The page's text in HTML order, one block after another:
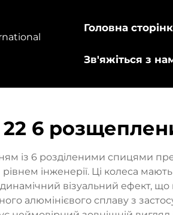
Головна
Зв'яжіться з
22 6
із 6 розділеними спицями
інженерії. Ці колеса
візуальний ефект,
алюмінієвого сплаву з